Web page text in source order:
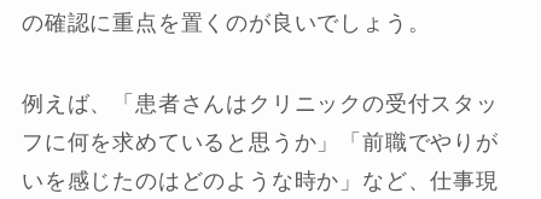
の確認に重点を置くのが良いでしょう。
例えば、「患者さんはクリニックの受付スタッ
フに何を求めていると思うか」「前職でやりが
いを感じたのはどのような時か」など、仕事現